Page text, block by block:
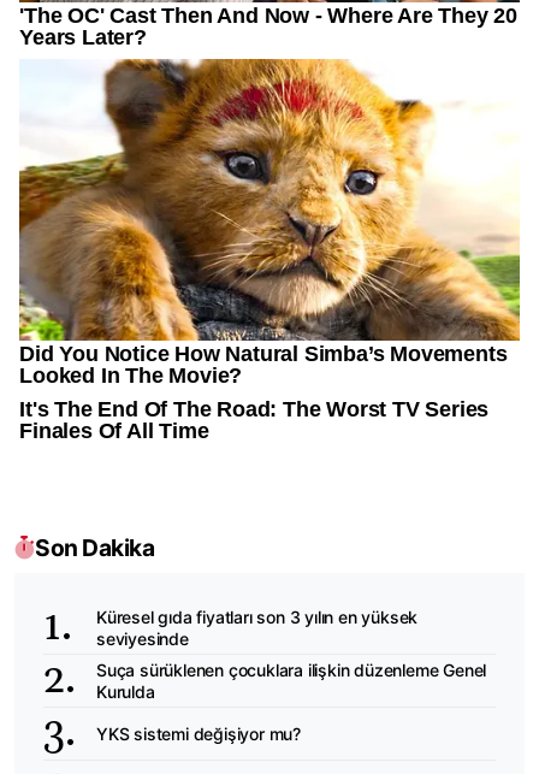
Son Dakika
Küresel gıda fiyatları son 3 yılın en yüksek
seviyesinde
Suça sürüklenen çocuklara ilişkin düzenleme Genel
Kurulda
YKS sistemi değişiyor mu?